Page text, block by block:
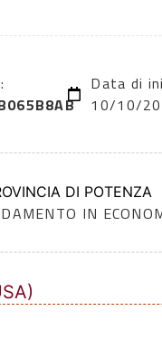
Data di
10/10/
DI POTENZA
IN